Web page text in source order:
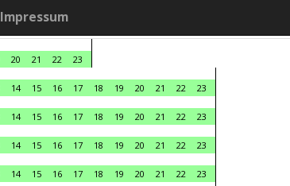
Impressum
20 21 22
23
14 15 16 17 18 19 20 21 22
23
14 15 16 17 18 19 20 21 22
23
14 15 16 17 18 19 20 21 22
23
14 15 16 17 18 19 20 21 22
23